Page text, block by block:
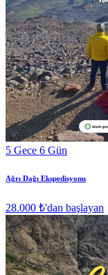
5 Gece 6 Gün
Ağrı Dağı Ekspedisyonu
28.000 ₺'dan başlayan